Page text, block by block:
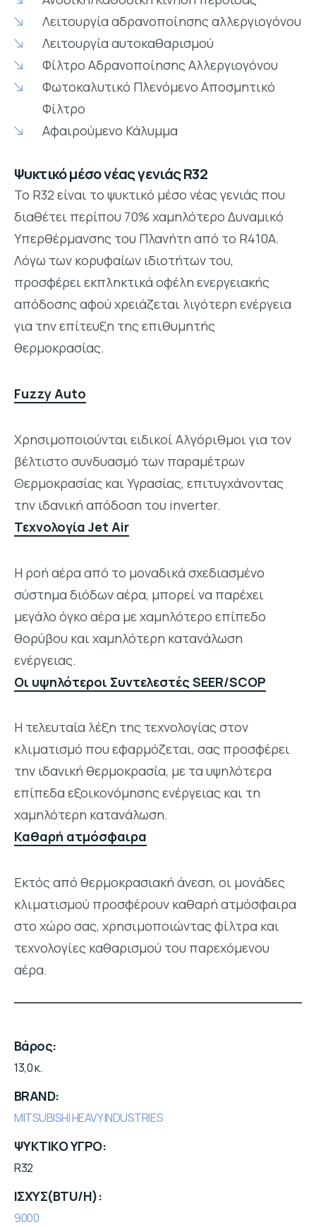
Λειτουργία αδρανοποίησης αλλεργιογόνου
Λειτουργία αυτοκαθαρισμού
Φίλτρο Αδρανοποίησης Αλλεργιογόνου
Φωτοκαλυτικό Πλενόμενο Αποσμητικό
Φίλτρο
Αφαιρούμενο Κάλυμμα
Ψυκτικό μέσο νέας γενιάς R32
Το R32 είναι το ψυκτικό μέσο νέας γενιάς που
διαθέτει περίπου 70% χαμηλότερο Δυναμικό
Υπερθέρμανσης του Πλανήτη από το R410A.
Λόγω των κορυφαίων ιδιοτήτων του,
προσφέρει εκπληκτικά οφέλη ενεργειακής
απόδοσης αφού χρειάζεται λιγότερη ενέργεια
για την επίτευξη της επιθυμητής
θερμοκρασίας.
Fuzzy Auto
Χρησιμοποιούνται ειδικοί Αλγόριθμοι για τον
βέλτιστο συνδυασμό των παραμέτρων
Θερμοκρασίας και Υγρασίας, επιτυγχάνοντας
την ιδανική απόδοση του inverter.
Τεχνολογία Jet Air
Η ροή αέρα από το μοναδικά σχεδιασμένο
σύστημα διόδων αέρα, μπορεί να παρέχει
μεγάλο όγκο αέρα με χαμηλότερο επίπεδο
θορύβου και χαμηλότερη κατανάλωση
ενέργειας.
Οι υψηλότεροι Συντελεστές SEER/SCOP
Η τελευταία λέξη της τεχνολογίας στον
κλιματισμό που εφαρμόζεται, σας προσφέρει
την ιδανική θερμοκρασία, με τα υψηλότερα
επίπεδα εξοικονόμησης ενέργειας και τη
χαμηλότερη κατανάλωση.
Καθαρή ατμόσφαιρα
Εκτός από θερμοκρασιακή άνεση, οι μονάδες
κλιματισμού προσφέρουν καθαρή ατμόσφαιρα
στο χώρο σας, χρησιμοποιώντας φίλτρα και
τεχνολογίες καθαρισμού του παρεχόμενου
αέρα.
Βάρος
13,0 κ.
BRAND
MITSUBISHI HEAVY INDUSTRIES
ΨΥΚΤΙΚΟ ΥΓΡΟ
R32
ΙΣΧΥΣ(BTU/H)
9000